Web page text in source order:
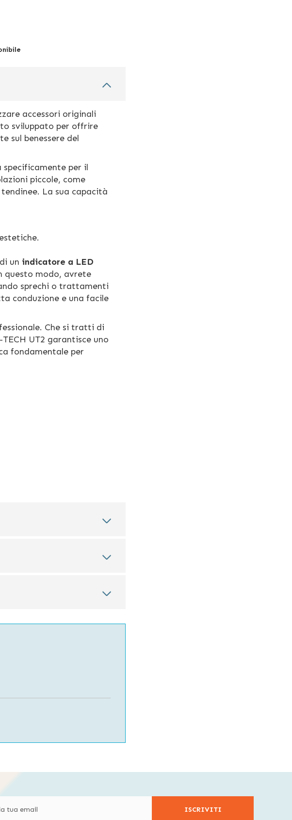
accessori originali
sviluppato per offrire
sul benessere del
per il
piccole, come
La sua capacità
un indicatore a LED
questo modo, avrete
sprechi o trattamenti
conduzione e una facile
Che si tratti di
UT2 garantisce uno
fondamentale per
ISCRIVITI